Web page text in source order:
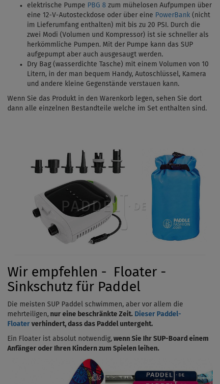
elektrische Pumpe PBG 8 zum mühelosen Aufpumpen über
eine 12-V-Autosteckdose oder über eine PowerBank (nicht
im Lieferumfang enthalten) mit bis zu 20 PSI. Durch die
zwei Modi (Volumen und Kompressor) ist sie schneller als
herkömmliche Pumpen. Mit der Pumpe kann das SUP
aufgepumpt aber auch ausgesaugt werden.
Dry Bag (wasserdichte Tasche) mit einem Volumen von 10
Litern, in der man bequem Handy, Autoschlüssel, Kamera
und andere kleine Gegenstände verstauen kann.
Wenn Sie das Produkt in den Warenkorb legen, sehen Sie dort
dann alle einzelnen Bestandteile welche im Set enthalten sind.
Wir empfehlen - Floater -
Sinkschutz für Paddel
Die meisten SUP Paddel schwimmen, aber vor allem die
mehrteiligen, nur eine beschränkte Zeit. Dieser Paddel-
Floater verhindert, dass das Paddel untergeht.
Ein Floater ist absolut notwendig, wenn Sie Ihr SUP-Board einem
Anfänger oder Ihren Kindern zum Spielen leihen.